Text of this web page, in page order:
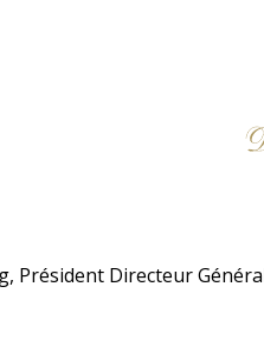
Président Directeur